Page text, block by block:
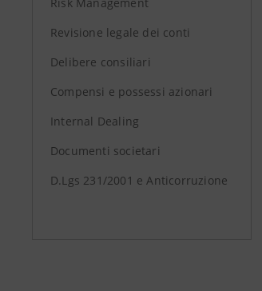
Revisione legale dei conti
Delibere consiliari
Compensi e possessi azionari
Internal Dealing
Documenti societari
D.Lgs 231/2001 e Anticorruzione